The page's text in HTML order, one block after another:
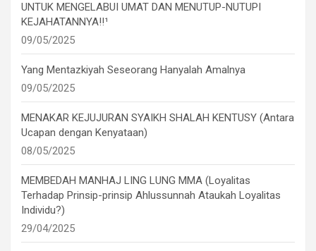
UNTUK MENGELABUI UMAT DAN MENUTUP-NUTUPI
KEJAHATANNYA!!¹
09/05/2025
Yang Mentazkiyah Seseorang Hanyalah Amalnya
09/05/2025
MENAKAR KEJUJURAN SYAIKH SHALAH KENTUSY (Antara
Ucapan dengan Kenyataan)
08/05/2025
MEMBEDAH MANHAJ LING LUNG MMA (Loyalitas
Terhadap Prinsip-prinsip Ahlussunnah Ataukah Loyalitas
Individu?)
29/04/2025